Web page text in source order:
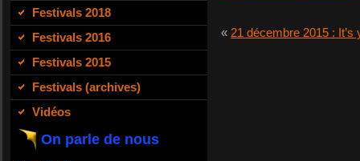
Festivals 2018
Festivals 2016
Festivals 2015
Festivals (archives)
Vidéos
On parle de nous
« 21 décembre 2015 :